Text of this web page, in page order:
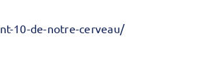
10-de-notre-cerveau/